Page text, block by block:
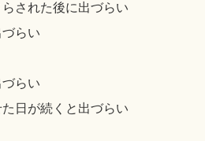
された後に出づらい
らい
らい
日が続くと出づらい